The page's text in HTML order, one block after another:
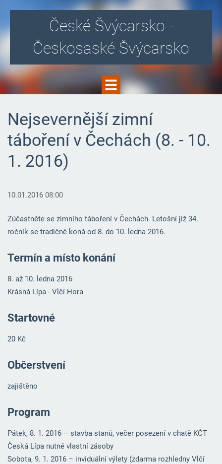
České Švýcarsko -
Českosaské Švýcarsko
Nejsevernější zimní
táboření v Čechách (8. - 10.
1. 2016)
10.01.2016 08:00
Zúčastněte se zimního táboření v Čechách. Letošní již 34.
ročník se tradičně koná od 8. do 10. ledna 2016.
Termín a místo konání
8. až 10. ledna 2016
Krásná Lípa - Vlčí Hora
Startovné
20 Kč
Občerstvení
zajištěno
Program
Pátek, 8. 1. 2016 – stavba stanů, večer posezení v chatě KČT
Česká Lípa nutné vlastní zásoby
Sobota, 9. 1. 2016 – inviduální výlety (zdarma rozhledny Vlčí